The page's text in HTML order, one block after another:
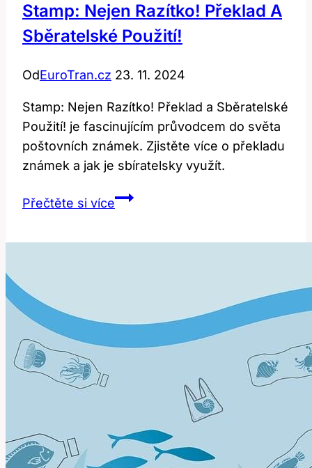
Stamp: Nejen Razítko! Překlad A
Sběratelské Použití!
OdEuroTran.cz 23. 11. 2024
Stamp: Nejen Razítko! Překlad a Sběratelské
Použití! je fascinujícím průvodcem do světa
poštovních známek. Zjistěte více o překladu
známek a jak je sbíratelsky využít.
Přečtěte si víceStamp: